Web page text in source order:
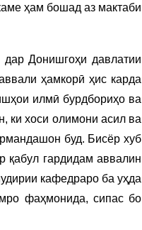
ҳам бошад аз мактаби
Донишгоҳи давлатии
ҳамкорӣ ҳис карда
илмӣ бурдбориҳо ва
ки хоси олимони асил ва
буд. Бисёр хуб
қабул гардидам аввалин
кафедраро ба уҳда
фаҳмонида, сипас бо